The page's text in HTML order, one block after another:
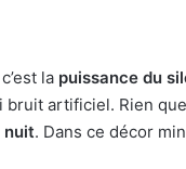
la puissance du
bruit artificiel. Rien
nuit. Dans ce décor